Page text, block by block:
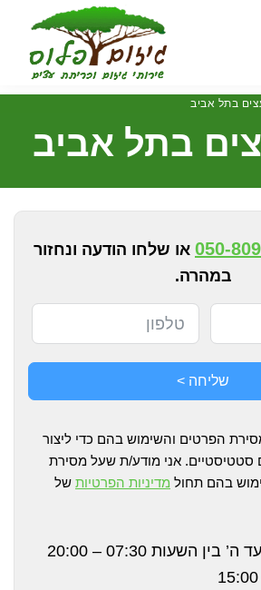
גיזום
שירותי
וכריתת
בתל אביב
בתל אביב
050- או שלחו הודעה ונחזור
במהרה.
שליחה >
הפרטים והשימוש בהם כדי ליצור
סטטיסטיים. אני מודע/ת שעל מסירת
בהם תחול מדיניות הפרטיות של
שעות פעילות: א’ עד ה’ בין השעות 07:30 – 20:00